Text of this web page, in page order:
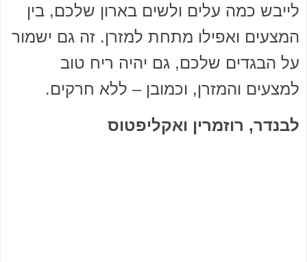
לייבש כמה עלים ולשים בארון שלכם, בין
המצעים ואפילו מתחת למזרן. זה גם ישמור
על הבגדים שלכם, גם יהיה ריח טוב
למצעים והמזרן, וכמובן – ללא חרקים.
לבנדר, רוזמרין ואקליפטוס